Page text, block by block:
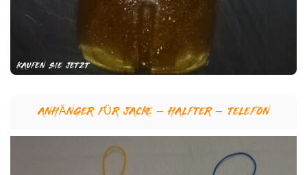
KAUFEN SIE JETZT
ANHÄNGER FÜR JACKE – HALFTER – TELEFON